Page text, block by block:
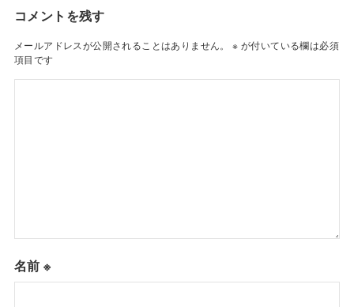
コメントを残す
メールアドレスが公開されることはありません。 ※ が付いている欄は必須
項目です
名前※